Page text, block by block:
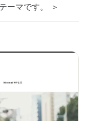
ーマです。 ＞